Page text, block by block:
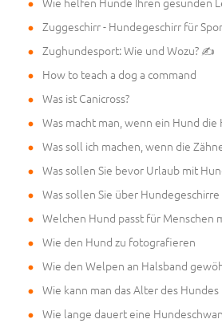
Zuggeschirr - Hundegeschirr für
Zughundesport: Wie und Wozu? ✍
How to teach a dog a command
Was ist Canicross?
Was macht man, wenn ein Hund die
Was soll ich machen, wenn die
Was sollen Sie bevor Urlaub mit
Was sollen Sie über Hundegeschirre
Welchen Hund passt für Menschen
Wie den Hund zu fotografieren
Wie den Welpen an Halsband
Wie kann man das Alter des
Wie lange dauert eine